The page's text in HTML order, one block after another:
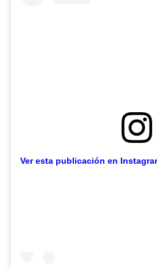
Ver esta publicación en